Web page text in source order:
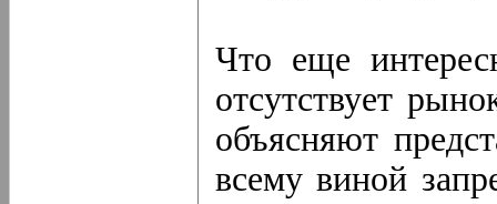
Что еще
отсутствует
объясняют
всему виной